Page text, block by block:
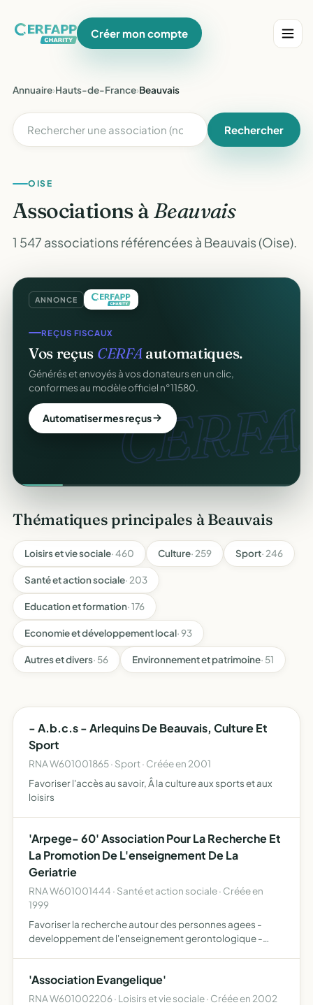
Créer mon compte
Annuaire›Hauts-de-France›Beauvais
Rechercher
OISE
Associations àBeauvais
1 547 associations référencées à Beauvais (Oise).
ANNONCE
CERFA.
REÇUS FISCAUX
Vos reçus CERFAautomatiques.
Générés et envoyés à vos donateurs en un clic,
conformes au modèle officiel n°11580.
Automatiser mes reçus
Thématiques principales à Beauvais
Loisirs et vie sociale· 460 Culture· 259 Sport· 246
Santé et action sociale· 203
Education et formation· 176
Economie et développement local· 93
Autres et divers· 56 Environnement et patrimoine· 51
- A.b.c.s - Arlequins De Beauvais, Culture Et
Sport
RNA W601001865 · Sport · Créée en 2001
Favoriser l'accès au savoir, Â la culture aux sports et aux
loisirs
'Arpege- 60' Association Pour La Recherche Et
La Promotion De L'enseignement De La
Geriatrie
RNA W601001444 · Santé et action sociale · Créée en
1999
Favoriser la recherche autour des personnes agees -
developpement de l'enseignement gerontologique -
nationaux .....…
'Association Evangelique'
RNA W601002206 · Loisirs et vie sociale · Créée en 2002